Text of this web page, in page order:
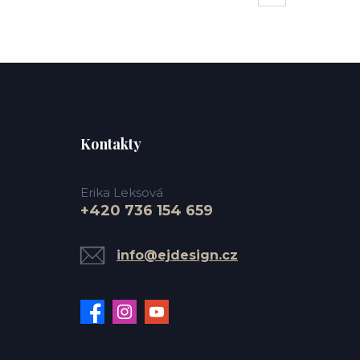
Kontakty
Erika Leksová
+420 736 154 659
info@ejdesign.cz